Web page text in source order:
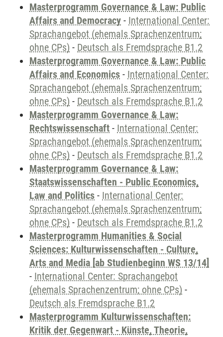
Masterprogramm Governance & Law: Public
Affairs and Democracy - International Center:
Sprachangebot (ehemals Sprachenzentrum;
ohne CPs) - Deutsch als Fremdsprache B1.2
Masterprogramm Governance & Law: Public
Affairs and Economics - International Center:
Sprachangebot (ehemals Sprachenzentrum;
ohne CPs) - Deutsch als Fremdsprache B1.2
Masterprogramm Governance & Law:
Rechtswissenschaft - International Center:
Sprachangebot (ehemals Sprachenzentrum;
ohne CPs) - Deutsch als Fremdsprache B1.2
Masterprogramm Governance & Law:
Staatswissenschaften - Public Economics,
Law and Politics - International Center:
Sprachangebot (ehemals Sprachenzentrum;
ohne CPs) - Deutsch als Fremdsprache B1.2
Masterprogramm Humanities & Social
Sciences: Kulturwissenschaften - Culture,
Arts and Media [ab Studienbeginn WS 13/14]
- International Center: Sprachangebot
(ehemals Sprachenzentrum; ohne CPs) -
Deutsch als Fremdsprache B1.2
Masterprogramm Kulturwissenschaften:
Kritik der Gegenwart - Künste, Theorie,